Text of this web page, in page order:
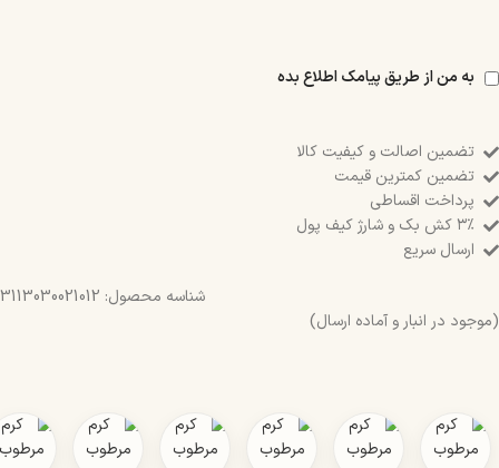
به من از طریق پیامک اطلاع بده
تضمین اصالت و کیفیت کالا
تضمین کمترین قیمت
پرداخت اقساطی
۳٪ کش بک و شارژ کیف پول
ارسال سریع
شناسه محصول: 3113030021012
(موجود در انبار و آماده ارسال)